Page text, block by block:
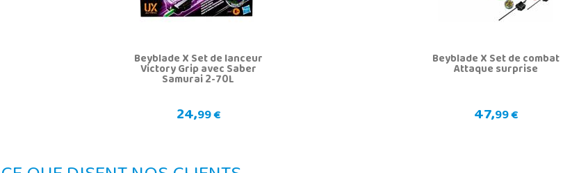
Beyblade X Set de lanceur
Victory Grip avec Saber
Samurai 2-70L
24,99 €
Beyblade X Set de combat
Attaque surprise
47,99 €